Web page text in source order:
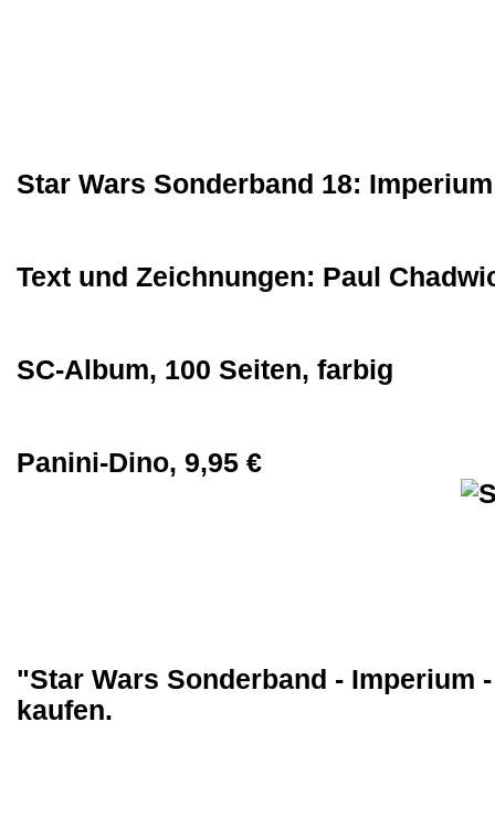
Star Wars Sonderband 18:
Text und Zeichnungen: Paul
SC-Album, 100 Seiten, farbig
Panini-Dino, 9,95 €
"Star Wars Sonderband -
kaufen.